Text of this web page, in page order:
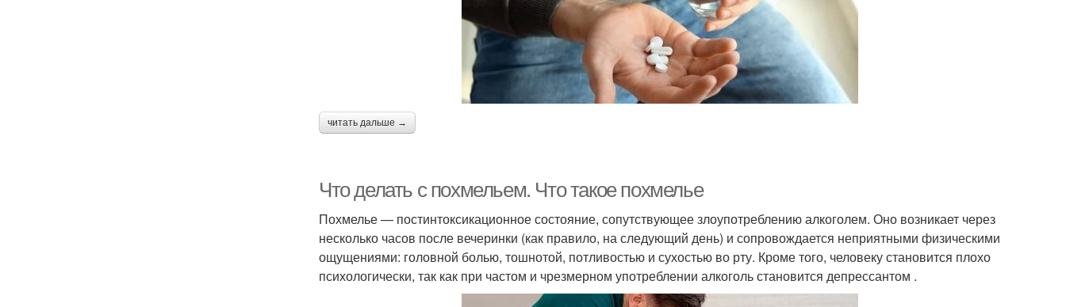
читать дальше →
Что делать с похмельем. Что такое похмелье
Похмелье — постинтоксикационное состояние, сопутствующее злоупотреблению алкоголем. Оно возникает через
несколько часов после вечеринки (как правило, на следующий день) и сопровождается неприятными физическими
ощущениями: головной болью, тошнотой, потливостью и сухостью во рту. Кроме того, человеку становится плохо
психологически, так как при частом и чрезмерном употреблении алкоголь становится депрессантом .